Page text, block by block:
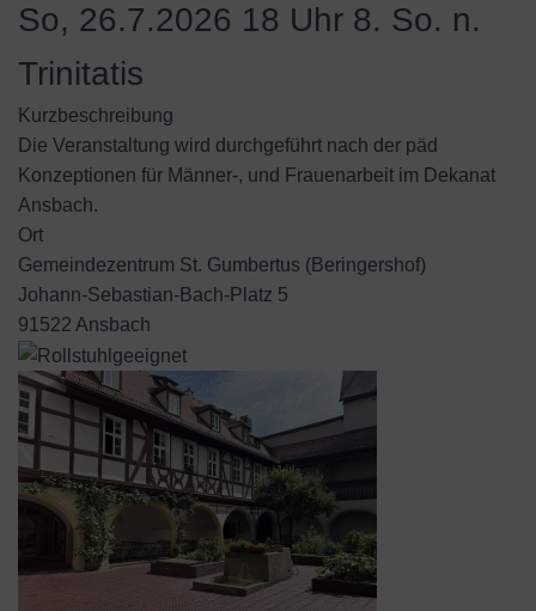
So, 26.7.2026 18 Uhr 8. So. n.
Trinitatis
Kurzbeschreibung
Die Veranstaltung wird durchgeführt nach der päd
Konzeptionen für Männer-, und Frauenarbeit im Dekanat
Ansbach.
Ort
Gemeindezentrum St. Gumbertus (Beringershof)
Johann-Sebastian-Bach-Platz 5
91522 Ansbach